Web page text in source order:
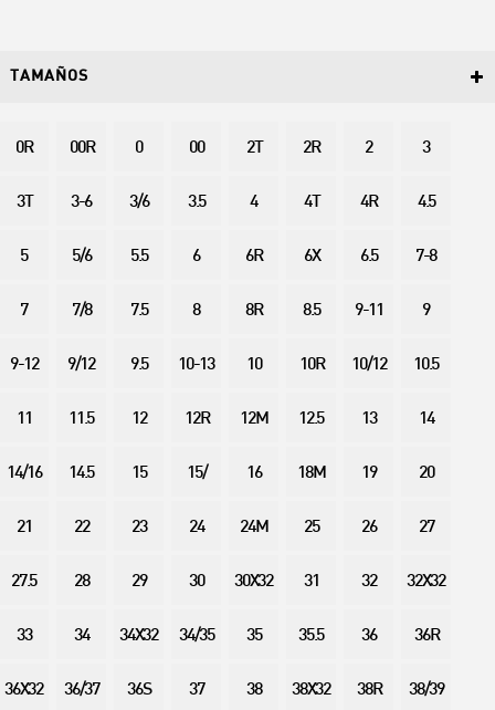
TAMAÑOS
0R 00R 0 00 2T 2R 2 3
3T 3-6 3/6 3.5 4 4T 4R 4.5
5 5/6 5.5 6 6R 6X 6.5 7-8
7 7/8 7.5 8 8R 8.5 9-11 9
9-12 9/12 9.5 10-13 10 10R 10/12 10.5
11 11.5 12 12R 12M 12.5 13 14
14/16 14.5 15 15/ 16 18M 19 20
21 22 23 24 24M 25 26 27
27.5 28 29 30 30X32 31 32 32X32
33 34 34X32 34/35 35 35.5 36 36R
36X32 36/37 36S 37 38 38X32 38R 38/39